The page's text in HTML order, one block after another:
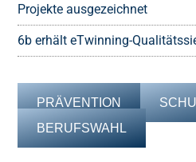
Projekte ausgezeichnet
6b erhält eTwinning-
PRÄVENTION
BERUFSWAHL